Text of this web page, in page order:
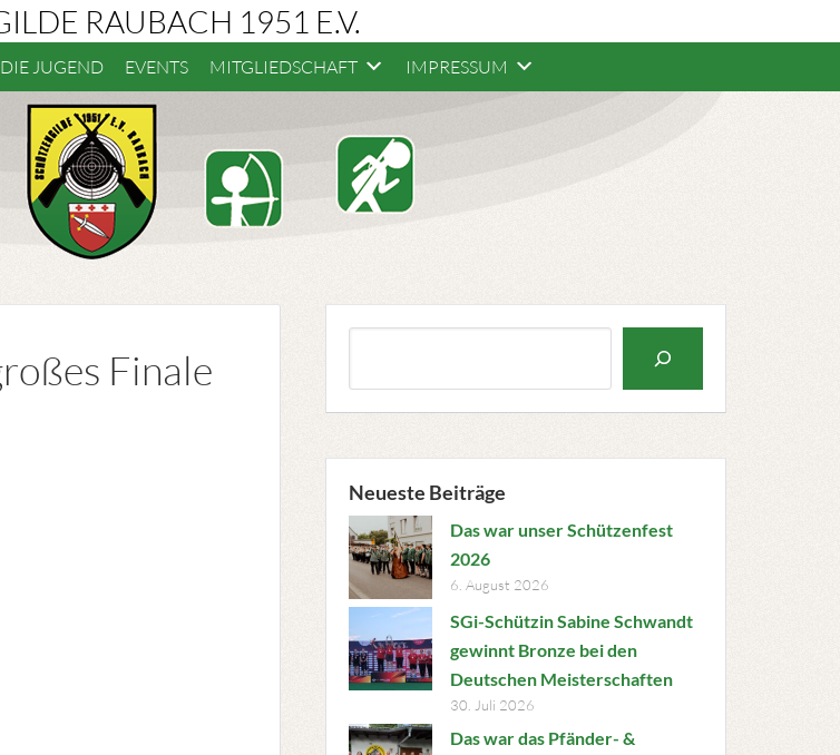
RAUBACH 1951 E.V.
DIE JUGEND EVENTS MITGLIEDSCHAFT IMPRESSUM
Finale
Neueste Beiträge
Das war unser Schützenfest
2026
6. August 2026
SGi-Schützin Sabine Schwandt
gewinnt Bronze bei den
Deutschen Meisterschaften
30. Juli 2026
Das war das Pfänder- &